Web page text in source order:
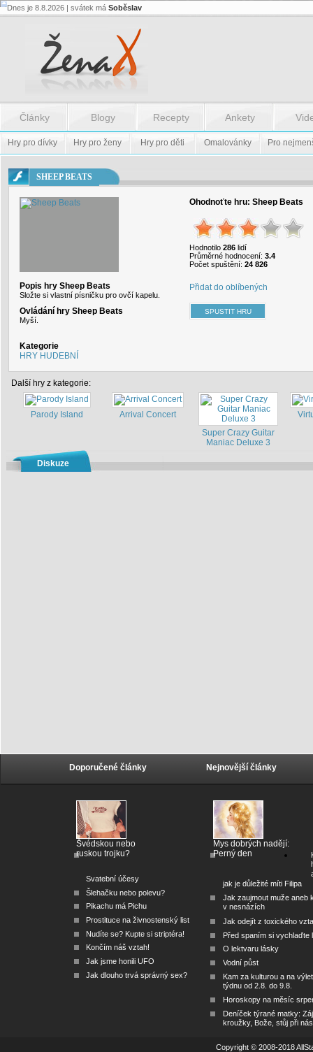
Flash.nazev
Flash.nazev
Dnes je 8.8.2026 | svátek má Soběslav
Články Blogy Recepty Ankety
Hry pro dívky Hry pro ženy Hry pro děti Omalovánky Pro
SHEEP BEATS
Popis hry Sheep Beats
Složte si vlastní písničku pro ovčí kapelu.
Ovládání hry Sheep Beats
Myší.
Kategorie
HRY HUDEBNÍ
Ohodnoťte hru: Sheep Beats
Hodnotilo 286 lidí
Průměrné hodnocení: 3.4
Počet spuštění: 24 826
Přidat do oblíbených
Další hry z kategorie:
Parody Island
Arrival Concert
Super Crazy Guitar
Maniac Deluxe 3
Diskuze
Doporučené články
Švédskou nebo
ruskou trojku?
Svatební účesy
Šlehačku nebo polevu?
Pikachu má Pichu
Prostituce na živnostenský list
Nudíte se? Kupte si striptéra!
Končím náš vztah!
Jak jsme honili UFO
Jak dlouho trvá správný sex?
Nejnovější články
Mys dobrých nadějí:
Perný den
jak je důležité míti Filipa
Jak zaujmout muže aneb
v nesnázích
Jak odejít z toxického
Před spaním si vychlaďte
O lektvaru lásky
Vodní půst
Kam za kulturou a na
týdnu od 2.8. do 9.8.
Horoskopy na měsíc
Deníček týrané matky:
kroužky, Bože, stůj při nás
Copyright © 2008-2018